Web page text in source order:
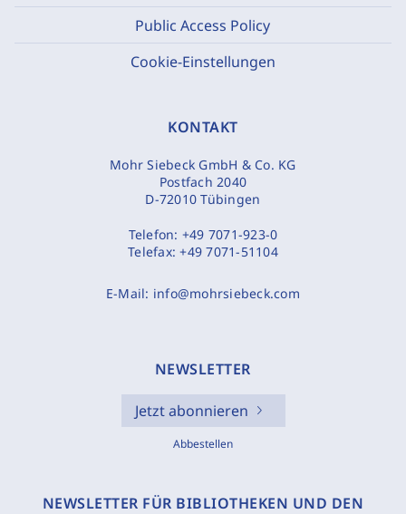
Public Access Policy
Cookie-Einstellungen
KONTAKT
Mohr Siebeck GmbH & Co. KG
Postfach 2040
D-72010 Tübingen
Telefon: +49 7071-923-0
Telefax:+49 7071-51104
E-Mail: info@mohrsiebeck.com
NEWSLETTER
Jetzt abonnieren
Abbestellen
NEWSLETTER FÜR BIBLIOTHEKEN UND DEN